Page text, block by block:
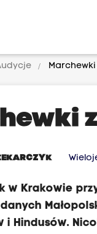
w Krakowie
i Hindusów.